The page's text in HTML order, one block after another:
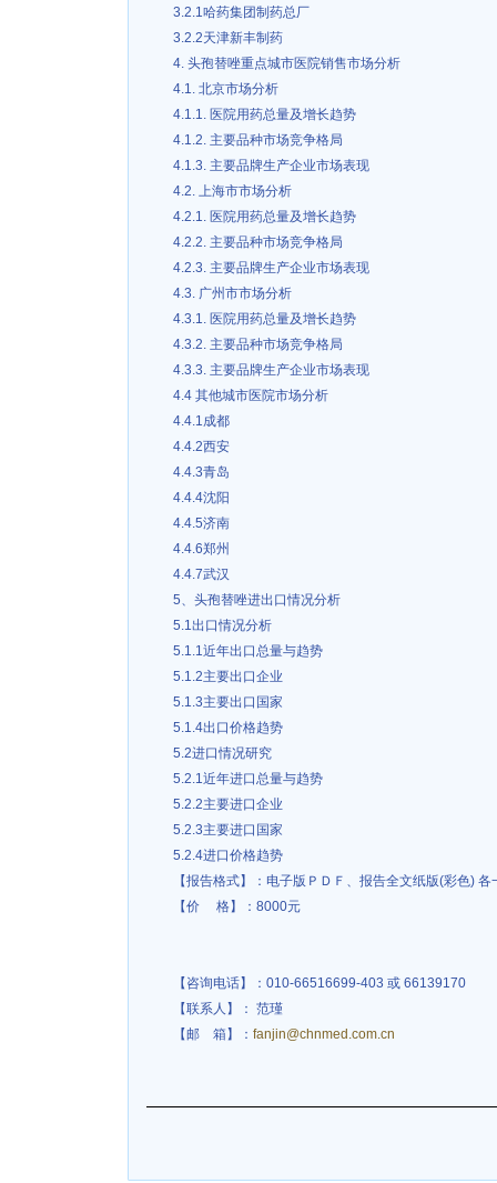
3.2.1哈药集团制药总厂
3.2.2天津新丰制药
4. 头孢替唑重点城市医院销售市场分析
4.1. 北京市场分析
4.1.1. 医院用药总量及增长趋势
4.1.2. 主要品种市场竞争格局
4.1.3. 主要品牌生产企业市场表现
4.2. 上海市市场分析
4.2.1. 医院用药总量及增长趋势
4.2.2. 主要品种市场竞争格局
4.2.3. 主要品牌生产企业市场表现
4.3. 广州市市场分析
4.3.1. 医院用药总量及增长趋势
4.3.2. 主要品种市场竞争格局
4.3.3. 主要品牌生产企业市场表现
4.4 其他城市医院市场分析
4.4.1成都
4.4.2西安
4.4.3青岛
4.4.4沈阳
4.4.5济南
4.4.6郑州
4.4.7武汉
5、头孢替唑进出口情况分析
5.1出口情况分析
5.1.1近年出口总量与趋势
5.1.2主要出口企业
5.1.3主要出口国家
5.1.4出口价格趋势
5.2进口情况研究
5.2.1近年进口总量与趋势
5.2.2主要进口企业
5.2.3主要进口国家
5.2.4进口价格趋势
【报告格式】：电子版ＰＤＦ、报告全文纸版(彩色) 各
【价 格】：8000元
【咨询电话】：010-66516699-403 或 66139170
【联系人】： 范瑾
【邮 箱】： fanjin@chnmed.com.cn